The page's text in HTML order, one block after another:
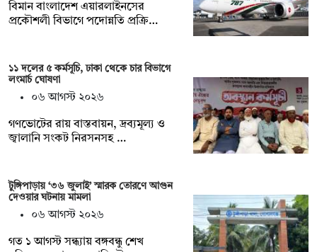
বিমান বাংলাদেশ এয়ারলাইনসের
প্রকৌশলী বিভাগে পদোন্নতি প্রক্রি…
১১ দলের ৫ কর্মসূচি, ঢাকা থেকে চার বিভাগে
লংমার্চ ঘোষণা
০৬ আগস্ট ২০২৬
গণভোটের রায় বাস্তবায়ন, দ্রব্যমূল্য ও
জ্বালানি সংকট নিরসনসহ …
টুঙ্গিপাড়ায় ‘৩৬ জুলাই’ স্মারক তোরণে আগুন
দেওয়ার ঘটনায় মামলা
০৬ আগস্ট ২০২৬
গত ১ আগস্ট সন্ধ্যায় বঙ্গবন্ধু শেখ